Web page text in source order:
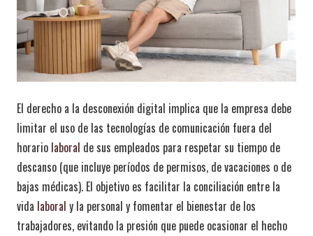
El derecho a la desconexión digital implica que la empresa debe
limitar el uso de las tecnologías de comunicación fuera del
horario laboral de sus empleados para respetar su tiempo de
descanso (que incluye períodos de permisos, de vacaciones o de
bajas médicas). El objetivo es facilitar la conciliación entre la
vida laboral y la personal y fomentar el bienestar de los
trabajadores, evitando la presión que puede ocasionar el hecho